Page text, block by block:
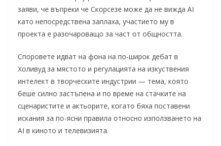
заяви, че въпреки че Скорсезе може да не вижда AI
като непосредствена заплаха, участието му в
проекта е разочароващо за част от общността.
Споровете идват на фона на по-широк дебат в
Холивуд за мястото и регулацията на изкуствения
интелект в творческите индустрии — тема, която
беше силно застъпена и по време на стачките на
сценаристите и актьорите, когато бяха поставени
искания за по-ясни правила относно използването на
AI в киното и телевизията.